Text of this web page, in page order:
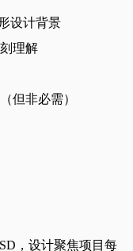
设计背景
理解
但非必需）
，设计聚焦项目每